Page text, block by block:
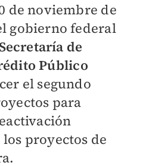
de noviembre de
gobierno federal
Secretaría de
Público
el segundo
para
proyectos de